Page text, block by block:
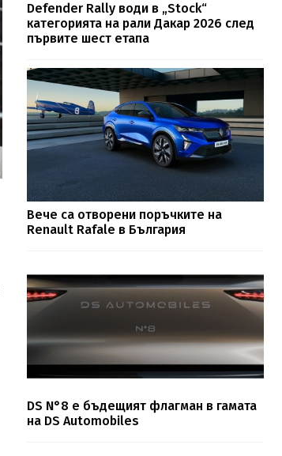
Defender Rally води в „Stock“
категорията на рали Дакар 2026 след
първите шест етапа
Вече са отворени поръчките на
Renault Rafale в България
DS N°8 e бъдещият флагман в гамата
на DS Automobiles